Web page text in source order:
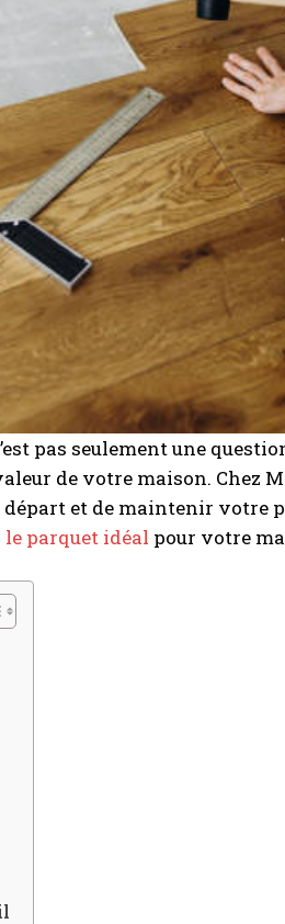
pas seulement une
de votre maison. Chez
et de maintenir votre
parquet idéal pour votre